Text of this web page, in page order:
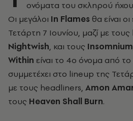
ονόματα του σκληρού
Οι μεγάλοι In Flames θα είναι
Τετάρτη 7 Ιουνίου, μαζί με
Nightwish, και τους Insomnium
Within είναι το 4ο όνομα από
συμμετέχει στο lineup της
με τους headliners, Amon
τους Heaven Shall Burn.